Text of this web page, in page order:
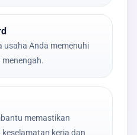
usaha Anda memenuhi
memastikan
kerja dan